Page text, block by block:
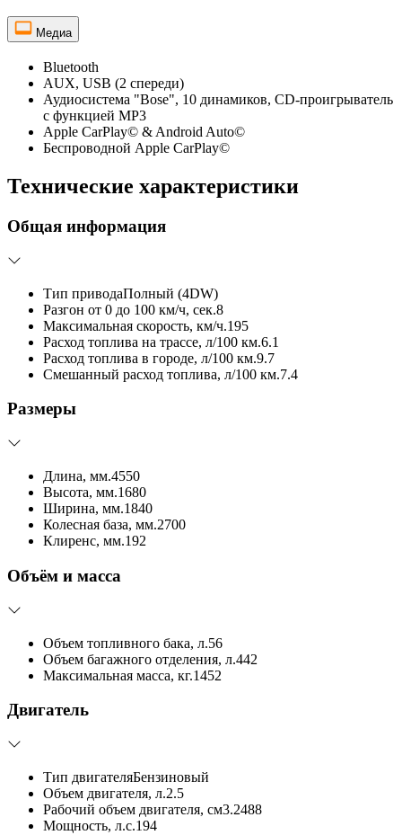
Медиа
Bluetooth
AUX, USB (2 спереди)
Аудиосистема "Bose", 10 динамиков, CD-проигрыватель
c функцией MP3
Apple CarPlay© & Android Auto©
Беспроводной Apple CarPlay©
Технические характеристики
Общая информация
Тип приводаПолный (4DW)
Разгон от 0 до 100 км/ч, сек.8
Максимальная скорость, км/ч.195
Расход топлива на трассе, л/100 км.6.1
Расход топлива в городе, л/100 км.9.7
Смешанный расход топлива, л/100 км.7.4
Размеры
Длина, мм.4550
Высота, мм.1680
Ширина, мм.1840
Колесная база, мм.2700
Клиренс, мм.192
Объём и масса
Объем топливного бака, л.56
Объем багажного отделения, л.442
Максимальная масса, кг.1452
Двигатель
Тип двигателяБензиновый
Объем двигателя, л.2.5
Рабочий объем двигателя, см3.2488
Мощность, л.с.194